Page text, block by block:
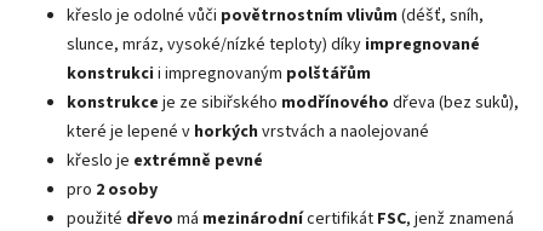
křeslo je odolné vůči povětrnostním vlivům (déšť, sníh,
slunce, mráz, vysoké/nízké teploty) díky impregnované
konstrukci i impregnovaným polštářům
konstrukce je ze sibiřského modřínového dřeva (bez suků),
které je lepené v horkých vrstvách a naolejované
křeslo je extrémně pevné
pro 2 osoby
použité dřevo má mezinárodnícertifikát FSC, jenž znamená